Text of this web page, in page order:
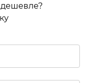
дешевле?